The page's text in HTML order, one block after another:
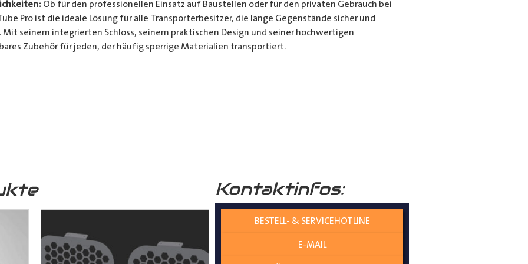
Ob für den professionellen Einsatz auf Baustellen oder für den privaten Gebrauch bei
Pro ist die ideale Lösung für alle Transporterbesitzer, die lange Gegenstände sicher und
seinem integrierten Schloss, seinem praktischen Design und seiner hochwertigen
Zubehör für jeden, der häufig sperrige Materialien transportiert.
Design, seinem integrierten Schloss und seiner vielseitigen Anwendung ist es die ultimative
Verfügung. Kontaktinfos:
BESTELL- & SERVICEHOTLINE
E-MAIL